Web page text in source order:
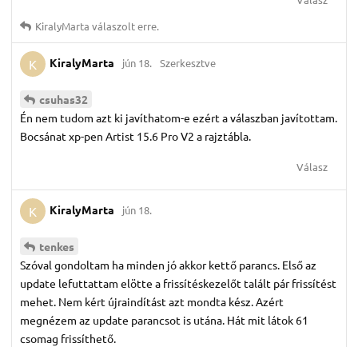
KiralyMarta válaszolt erre.
K KiralyMarta jún 18. Szerkesztve
csuhas32
Én nem tudom azt ki javíthatom-e ezért a válaszban javítottam.
Bocsánat xp-pen Artist 15.6 Pro V2 a rajztábla.
Válasz
K KiralyMarta jún 18.
tenkes
Szóval gondoltam ha minden jó akkor kettő parancs. Első az
update lefuttattam elötte a frissítéskezelőt talált pár frissítést
mehet. Nem kért újraindítást azt mondta kész. Azért
megnézem az update parancsot is utána. Hát mit látok 61
csomag frissíthető.